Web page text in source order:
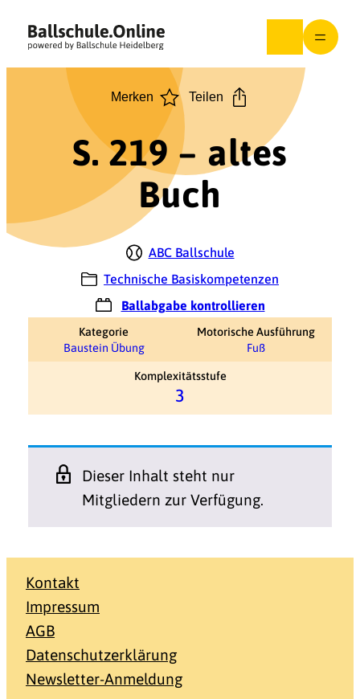
Inhalt
springen
Merken Teilen
S. 219 – altes
Buch
ABC Ballschule
Technische Basiskompetenzen
Ballabgabe kontrollieren
Kategorie
Baustein Übung
Motorische Ausführung
Fuß
Komplexitätsstufe
3
Dieser Inhalt steht nur
Mitgliedern zur Verfügung.
Kontakt
Impressum
AGB
Datenschutzerklärung
Newsletter-Anmeldung